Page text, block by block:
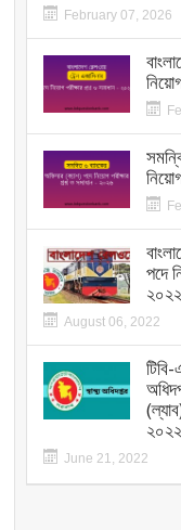
February 07, 2026
পদে
২০২২
August 06, 2022
২০২২
June 21, 2022